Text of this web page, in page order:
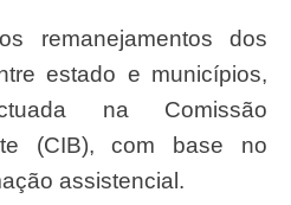
estado e municípios,
na Comissão
(CIB), com base no
assistencial.